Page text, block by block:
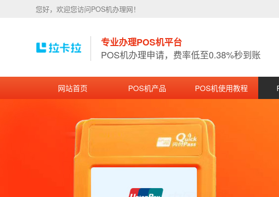
您好，欢迎您访问POS机办理网！
专业办理POS机平台
POS机办理申请，费率低至0.38%秒到账
网站首页 POS机产品 POS机使用教程